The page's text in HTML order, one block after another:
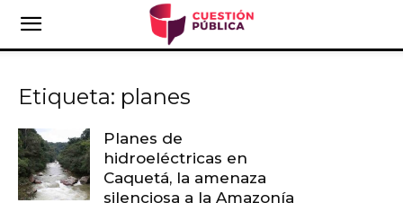
Etiqueta: planes
Planes de
hidroeléctricas en
Caquetá, la amenaza
silenciosa a la Amazonía